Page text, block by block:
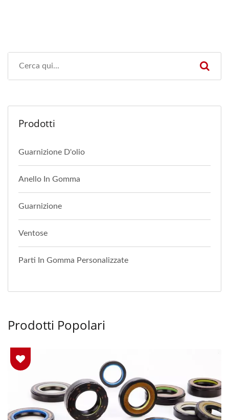
Prodotti
Guarnizione D'olio
Anello In Gomma
Guarnizione
Ventose
Parti In Gomma Personalizzate
Prodotti Popolari